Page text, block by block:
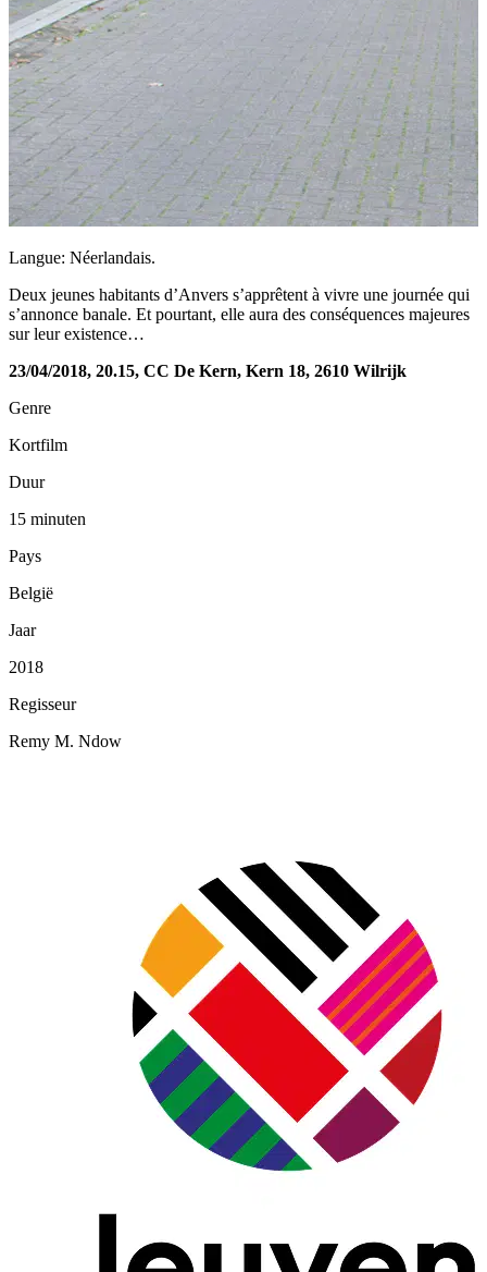
Langue: Néerlandais.
Deux jeunes habitants d’Anvers s’apprêtent à vivre une journée qui
s’annonce banale. Et pourtant, elle aura des conséquences majeures
sur leur existence…
23/04/2018, 20.15, CC De Kern, Kern 18, 2610 Wilrijk
Genre
Kortfilm
Duur
15 minuten
Pays
België
Jaar
2018
Regisseur
Remy M. Ndow